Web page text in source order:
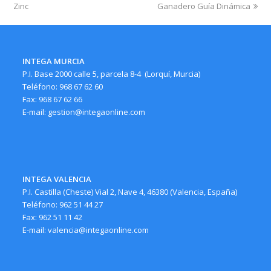
post:
Zinc
post:
Ganadero Guía Dinámica
INTEGA MURCIA
P.I. Base 2000 calle 5, parcela 8-4 (Lorquí, Murcia)
Teléfono: 968 67 62 60
Fax: 968 67 62 66
E-mail: gestion@integaonline.com
INTEGA VALENCIA
P.I. Castilla (Cheste) Vial 2, Nave 4, 46380 (Valencia, España)
Teléfono: 962 51 44 27
Fax: 962 51 11 42
E-mail: valencia@integaonline.com